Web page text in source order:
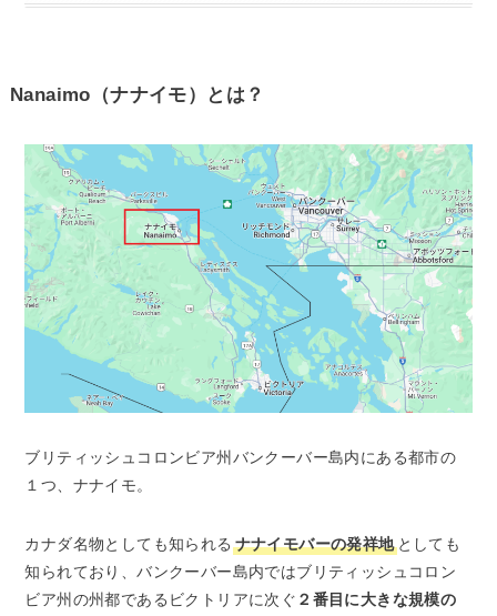
Nanaimo（ナナイモ）とは？
ブリティッシュコロンビア州バンクーバー島内にある都市の
１つ、ナナイモ。
カナダ名物としても知られる ナナイモバーの発祥地としても
知られており、バンクーバー島内ではブリティッシュコロン
ビア州の州都であるビクトリアに次ぐ ２番目に大きな規模の